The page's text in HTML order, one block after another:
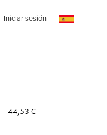
Iniciar sesión
44,53 €